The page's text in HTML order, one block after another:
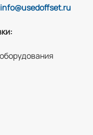
info@usedoffset.ru